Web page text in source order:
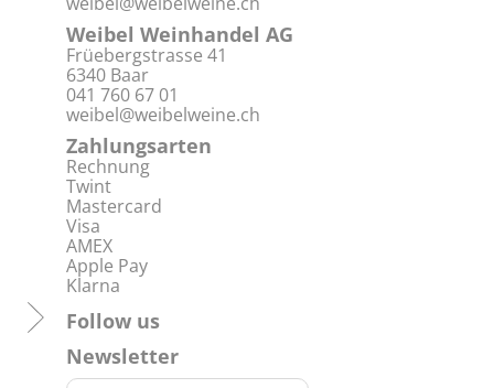
Weibel Weinhandel AG
Früebergstrasse 41
6340 Baar
041 760 67 01
weibel@weibelweine.ch
Zahlungsarten
Rechnung
Twint
Mastercard
Visa
AMEX
Apple Pay
Klarna
Follow us
Newsletter